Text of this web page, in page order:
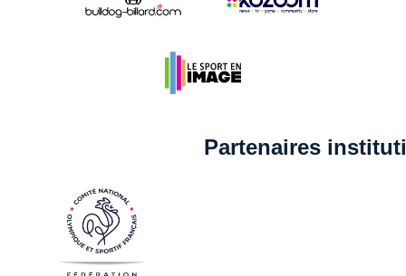
Partenaires